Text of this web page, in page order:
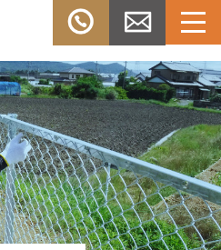
0532-33-
3303
わせ